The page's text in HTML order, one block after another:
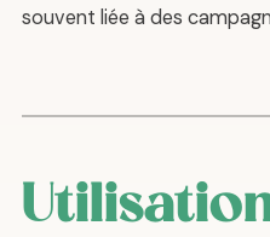
souvent liée à des